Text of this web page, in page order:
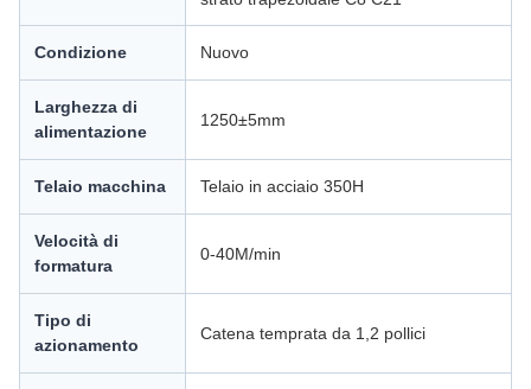
Condizione Nuovo
Larghezza di
alimentazione
1250±5mm
Telaio macchina Telaio in acciaio 350H
Velocità di
formatura
0-40M/min
Tipo di
azionamento
Catena temprata da 1,2 pollici